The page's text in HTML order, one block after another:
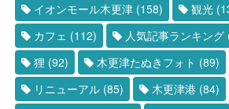
イオンモール木更津 (158) 観光
カフェ (112) 人気記事ランキング
狸 (92) 木更津たぬきフォト (89)
リニューアル (85) 木更津港 (84)